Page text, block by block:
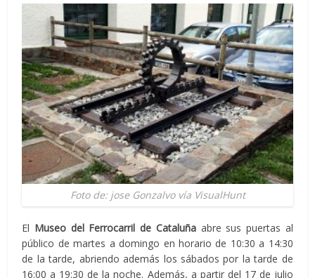
Foto de: jose Gonzalvo vía VisualHunt
El Museo del Ferrocarril de Cataluñaabre sus puertas al
público de martes a domingo en horario de 10:30 a 14:30
de la tarde, abriendo además los sábados por la tarde de
16:00 a 19:30 de la noche. Además, a partir del 17 de julio